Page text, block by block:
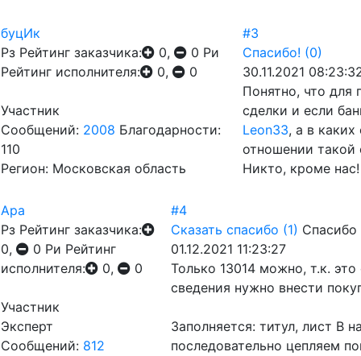
буцИк
Рз Рейтинг заказчика: 0, 0 Ри
Рейтинг исполнителя:
0, 0
Участник
Сообщений: 2008 Благодарности:
110
Регион: Московская область
#3
Спасибо! (0)
30.11.2021
Понятно, что для
сделки и если
Leon33, а в
отношении такой
Никто, кроме нас!
Ара
Рз Рейтинг заказчика:
0,
0 Ри Рейтинг
исполнителя:
0, 0
Участник
Эксперт
Сообщений: 812
#4
Сказать спасибо (1) Спасибо
01.12.2021 11:23:27
Только 13014 можно, т.к.
сведения нужно внести
Заполняется: титул, лист В
последовательно цепляем